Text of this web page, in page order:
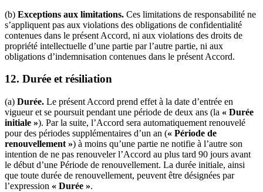
(b) Exceptions aux limitations. Ces limitations de responsabilité ne
s’appliquent pas aux violations des obligations de confidentialité
contenues dans le présent Accord, ni aux violations des droits de
propriété intellectuelle d’une partie par l’autre partie, ni aux
obligations d’indemnisation contenues dans le présent Accord.
12. Durée et résiliation
(a) Durée. Le présent Accord prend effet à la date d’entrée en
vigueur et se poursuit pendant une période de deux ans (la « Durée
initiale »). Par la suite, l’Accord sera automatiquement renouvelé
pour des périodes supplémentaires d’un an (« Période de
renouvellement ») à moins qu’une partie ne notifie à l’autre son
intention de ne pas renouveler l’Accord au plus tard 90 jours avant
le début d’une Période de renouvellement. La durée initiale, ainsi
que toute durée de renouvellement, peuvent être désignées par
l’expression « Durée ».